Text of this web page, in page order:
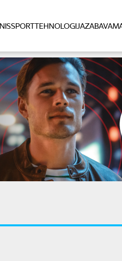
SPORTTEHNOLOGIJAZABAVA